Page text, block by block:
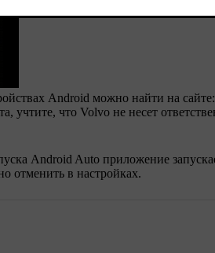
Android можно найти на сайте:
что Volvo не несет
Android Auto приложение
отменить в настройках.